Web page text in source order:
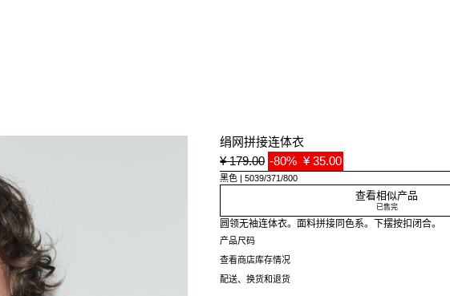
绢网拼接连体衣
¥ 179.00 -80% ¥ 35.00
黑色 5039/371/800
查看相似产品
已售完
圆领无袖连体衣。面料拼接同色系。下摆按扣闭合。
产品尺码
查看商店库存情况
配送、换货和退货